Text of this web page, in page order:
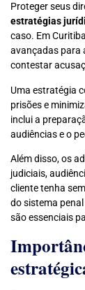
Proteger seus
estratégias
caso. Em
avançadas para
contestar
Uma estratégia
prisões e
inclui a
audiências e o
Além disso, os
judiciais,
cliente tenha
do sistema
são essenciais